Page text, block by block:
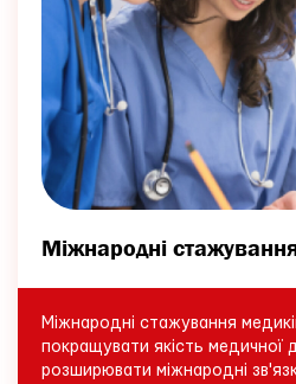
Міжнародні
Міжнародні стажування
покращувати якість медичної
розширювати міжнародні